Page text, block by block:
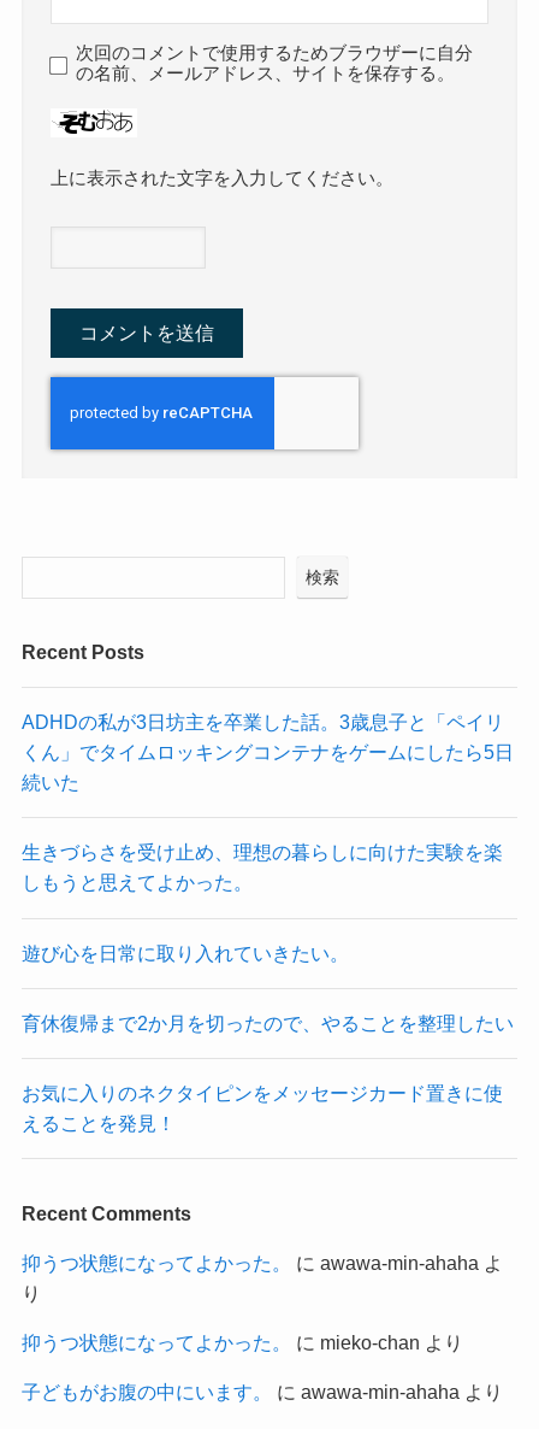
次回のコメントで使用するためブラウザーに自分
の名前、メールアドレス、サイトを保存する。
上に表示された文字を入力してください。
検索
Recent Posts
ADHDの私が3日坊主を卒業した話。3歳息子と「ペイリ
くん」でタイムロッキングコンテナをゲームにしたら5日
続いた
生きづらさを受け止め、理想の暮らしに向けた実験を楽
しもうと思えてよかった。
遊び心を日常に取り入れていきたい。
育休復帰まで2か月を切ったので、やることを整理したい
お気に入りのネクタイピンをメッセージカード置きに使
えることを発見！
Recent Comments
抑うつ状態になってよかった。 に awawa-min-ahaha よ
り
抑うつ状態になってよかった。 に mieko-chan より
子どもがお腹の中にいます。 に awawa-min-ahaha より